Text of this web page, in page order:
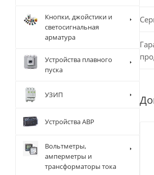
Кнопки, джойстики и
светосигнальная
арматура
Устройства плавного
пуска
УЗИП
Устройства АВР
Вольтметры,
амперметры и
трансформаторы тока